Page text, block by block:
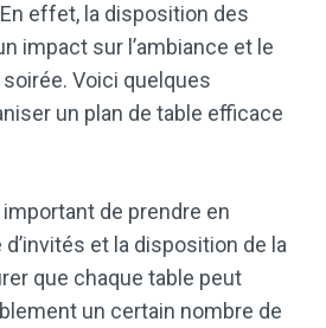
effet, la disposition des
impact sur l’ambiance et le
Voici quelques
un plan de table efficace
important de prendre en
et la disposition de la
que chaque table peut
un certain nombre de